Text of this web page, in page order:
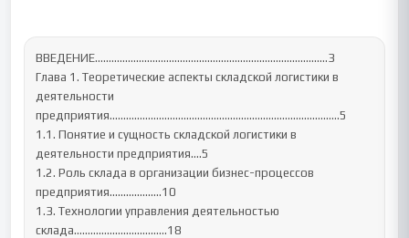
ВВЕДЕНИЕ……………………………………………………………………....…3
Глава 1. Теоретические аспекты складской логистики в
деятельности
предприятия………………………………………………………………………...5
1.1. Понятие и сущность складской логистики в
деятельности предприятия….5
1.2. Роль склада в организации бизнес-процессов
предприятия…………..…..10
1.3. Технологии управления деятельностью
склада………………………...….18